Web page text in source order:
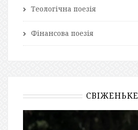
Теологічна поезія
Фінансова поезія
СВІЖЕНЬКЕ